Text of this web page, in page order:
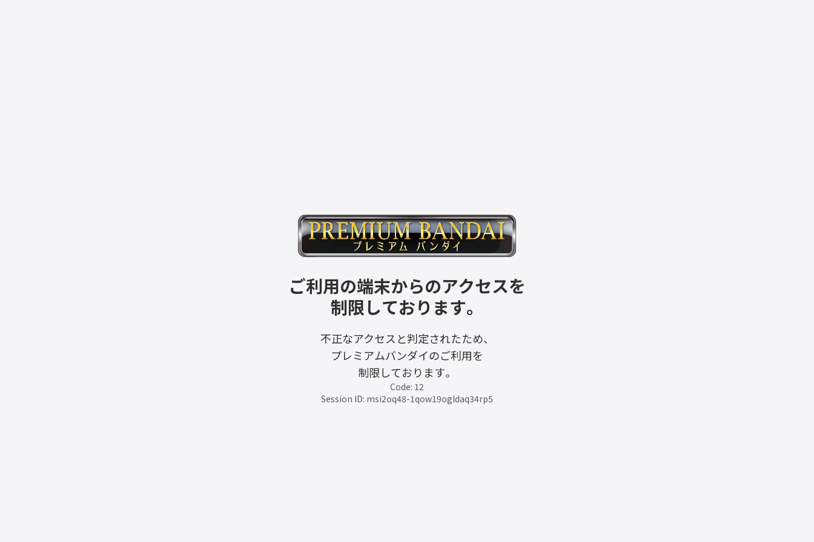
ご利用の端末からのアクセスを
制限しております。
不正なアクセスと判定されたため、
プレミアムバンダイのご利用を
制限しております。
Code: 12
Session ID: msi2oq48-1qow19ogldaq34rp5